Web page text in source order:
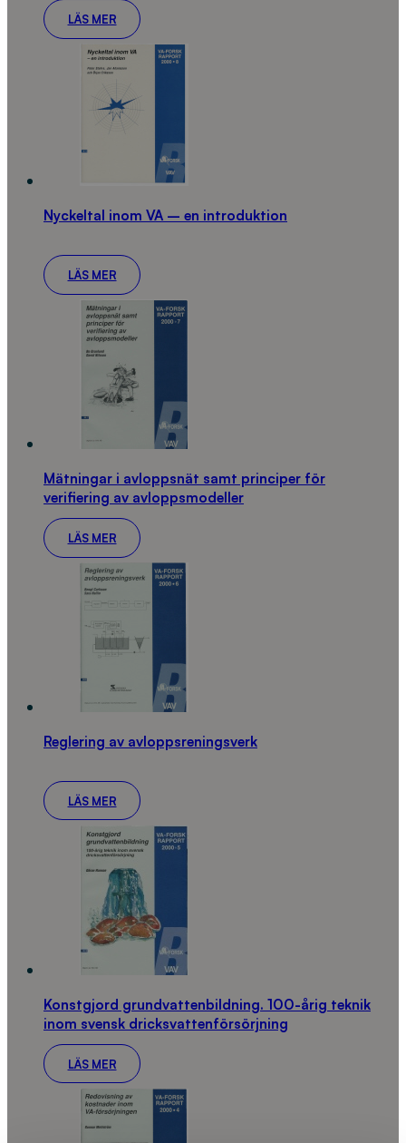
LÄS MER
Nyckeltal inom VA – en introduktion
LÄS MER
Mätningar i avloppsnät samt principer för
verifiering av avloppsmodeller
LÄS MER
Reglering av avloppsreningsverk
LÄS MER
Konstgjord grundvattenbildning. 100-årig teknik
inom svensk dricksvattenförsörjning
LÄS MER